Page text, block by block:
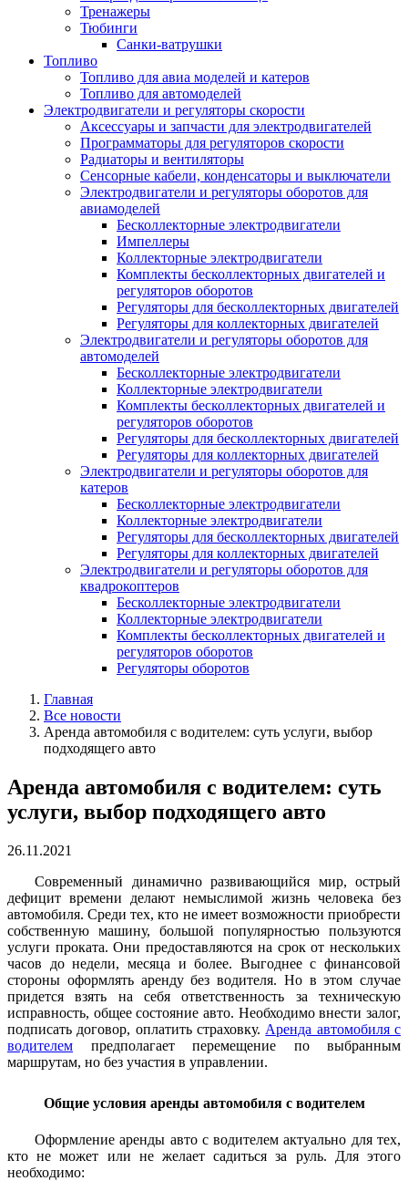
Тренажеры
Тюбинги
Санки-ватрушки
Топливо
Топливо для авиа моделей и катеров
Топливо для автомоделей
Электродвигатели и регуляторы скорости
Аксессуары и запчасти для электродвигателей
Программаторы для регуляторов скорости
Радиаторы и вентиляторы
Сенсорные кабели, конденсаторы и выключатели
Электродвигатели и регуляторы оборотов для
авиамоделей
Бесколлекторные электродвигатели
Импеллеры
Коллекторные электродвигатели
Комплекты бесколлекторных двигателей и
регуляторов оборотов
Регуляторы для бесколлекторных двигателей
Регуляторы для коллекторных двигателей
Электродвигатели и регуляторы оборотов для
автомоделей
Бесколлекторные электродвигатели
Коллекторные электродвигатели
Комплекты бесколлекторных двигателей и
регуляторов оборотов
Регуляторы для бесколлекторных двигателей
Регуляторы для коллекторных двигателей
Электродвигатели и регуляторы оборотов для
катеров
Бесколлекторные электродвигатели
Коллекторные электродвигатели
Регуляторы для бесколлекторных двигателей
Регуляторы для коллекторных двигателей
Электродвигатели и регуляторы оборотов для
квадрокоптеров
Бесколлекторные электродвигатели
Коллекторные электродвигатели
Комплекты бесколлекторных двигателей и
регуляторов оборотов
Регуляторы оборотов
Главная
Все новости
Аренда автомобиля с водителем: суть услуги, выбор
подходящего авто
Аренда автомобиля с водителем: суть
услуги, выбор подходящего авто
26.11.2021
Современный динамично развивающийся мир, острый
дефицит времени делают немыслимой жизнь человека без
автомобиля. Среди тех, кто не имеет возможности приобрести
собственную машину, большой популярностью пользуются
услуги проката. Они предоставляются на срок от нескольких
часов до недели, месяца и более. Выгоднее с финансовой
стороны оформлять аренду без водителя. Но в этом случае
придется взять на себя ответственность за техническую
исправность, общее состояние авто. Необходимо внести залог,
подписать договор, оплатить страховку. Аренда автомобиля с
водителем предполагает перемещение по выбранным
маршрутам, но без участия в управлении.
Общие условия аренды автомобиля с водителем
Оформление аренды авто с водителем актуально для тех,
кто не может или не желает садиться за руль. Для этого
необходимо: